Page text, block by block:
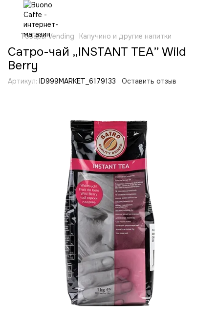
Товары Vending Капучино и другие напитки
Сатро-чай „INSTANT TEA” Wild
Berry
Артикул: ID999MARKET_6179133 Оставить отзыв